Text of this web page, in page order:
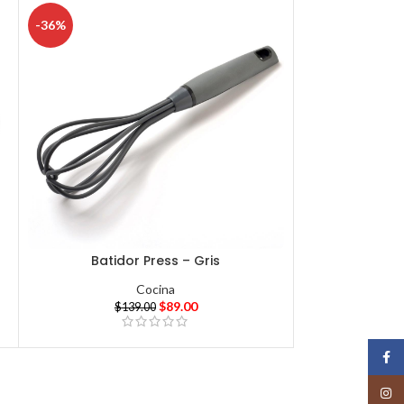
-36%
Batidor Press – Gris
Cocina
$139.00 $89.00